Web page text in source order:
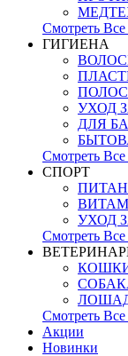
Смотреть Все
ГИГИЕНА
УХОД
ДЛЯ
Смотреть
СПОРТ
УХОД
Смотреть
Смотреть
Акции
Новинки